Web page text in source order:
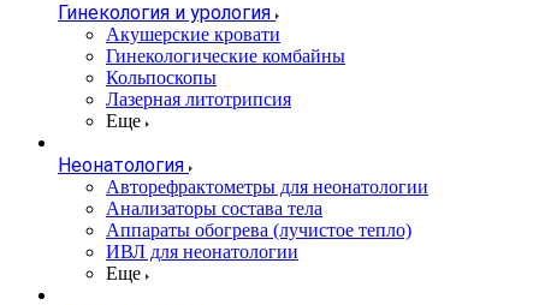
Гинекология и урология
Акушерские кровати
Гинекологические комбайны
Кольпоскопы
Лазерная литотрипсия
Еще
Неонатология
Авторефрактометры для неонатологии
Анализаторы состава тела
Аппараты обогрева (лучистое тепло)
ИВЛ для неонатологии
Еще